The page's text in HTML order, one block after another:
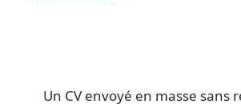
Un CV envoyé en masse sans